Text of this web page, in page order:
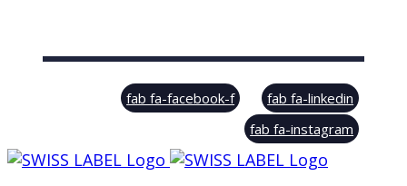
© Swiss Label, All rights reserved
fab fa-facebook-f
fab fa-linkedin
fab fa-instagram